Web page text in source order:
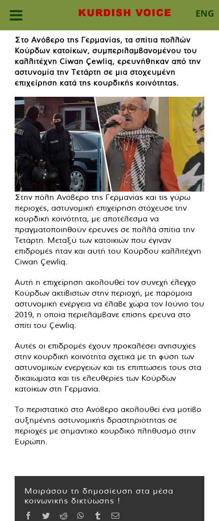
ENG
content
Στο Ανόβερο της Γερμανίας, τα σπίτια πολλών
Κούρδων κατοίκων, συμπεριλαμβανομένου του
καλλιτέχνη Ciwan Çewliq, ερευνήθηκαν από την
αστυνομία την Τετάρτη σε μια στοχευμένη
επιχείρηση κατά της κουρδικής κοινότητας.
Στην πόλη Ανόβερο της Γερμανίας και τις γύρω
περιοχές, αστυνομική επιχείρηση στόχευσε την
κουρδική κοινότητα, με αποτέλεσμα να
πραγματοποιηθούν έρευνες σε πολλά σπίτια την
Τετάρτη. Μεταξύ των κατοικιών που έγιναν
επιδρομές ήταν και αυτή του Κούρδου καλλιτέχνη
Ciwan Çewliq.
Αυτή η επιχείρηση ακολουθεί τον συνεχή έλεγχο
Κούρδων ακτιβιστών στην περιοχή, με παρόμοια
αστυνομική ενέργεια να έλαβε χώρα τον Ιούνιο του
2019, η οποία περιελάμβανε επίσης έρευνα στο
σπίτι του Çewliq.
Αυτές οι επιδρομές έχουν προκαλέσει ανησυχίες
στην κουρδική κοινότητα σχετικά με τη φύση των
αστυνομικών ενεργειών και τις επιπτώσεις τους στα
δικαιώματα και τις ελευθερίες των Κούρδων
κατοίκων στη Γερμανία.
Το περιστατικό στο Ανόβερο ακολουθεί ένα μοτίβο
αυξημένης αστυνομικής δραστηριότητας σε
περιοχές με σημαντικό κουρδικό πληθυσμό στην
Ευρώπη.
Μοιράσου τη δημοσίευση στα μέσα
κοινωνικής δικτύωσης !
Facebook
TwitterReddit WhatsApp
TumblrEmail